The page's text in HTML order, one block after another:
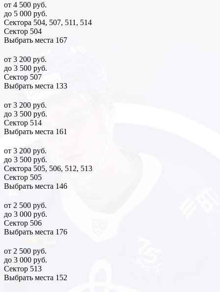
от 4 500 руб.
до 5 000 руб.
Сектора 504, 507, 511, 514
Сектор 504
Выбрать места 167
от 3 200 руб.
до 3 500 руб.
Сектор 507
Выбрать места 133
от 3 200 руб.
до 3 500 руб.
Сектор 514
Выбрать места 161
от 3 200 руб.
до 3 500 руб.
Сектора 505, 506, 512, 513
Сектор 505
Выбрать места 146
от 2 500 руб.
до 3 000 руб.
Сектор 506
Выбрать места 176
от 2 500 руб.
до 3 000 руб.
Сектор 513
Выбрать места 152